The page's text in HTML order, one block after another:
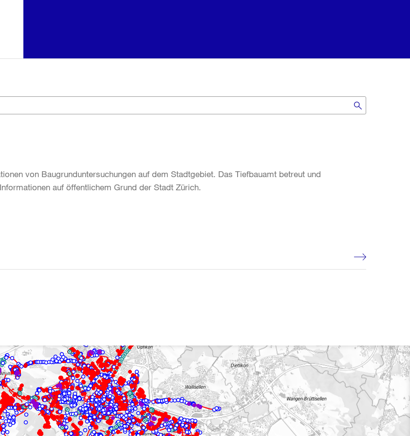
von Baugrunduntersuchungen auf dem Stadtgebiet. Das Tiefbauamt betreut und
auf öffentlichem Grund der Stadt Zürich.